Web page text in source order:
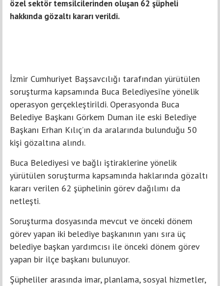
özel sektör temsilcilerinden oluşan 62 şüpheli
hakkında gözaltı kararı verildi.
İzmir Cumhuriyet Başsavcılığı tarafından yürütülen
soruşturma kapsamında Buca Belediyesi’ne yönelik
operasyon gerçekleştirildi. Operasyonda Buca
Belediye Başkanı Görkem Duman ile eski Belediye
Başkanı Erhan Kılıç’ın da aralarında bulunduğu 50
kişi gözaltına alındı.
Buca Belediyesi ve bağlı iştiraklerine yönelik
yürütülen soruşturma kapsamında haklarında gözaltı
kararı verilen 62 şüphelinin görev dağılımı da
netleşti.
Soruşturma dosyasında mevcut ve önceki dönem
görev yapan iki belediye başkanının yanı sıra üç
belediye başkan yardımcısı ile önceki dönem görev
yapan bir ilçe başkanı bulunuyor.
Şüpheliler arasında imar, planlama, sosyal hizmetler,